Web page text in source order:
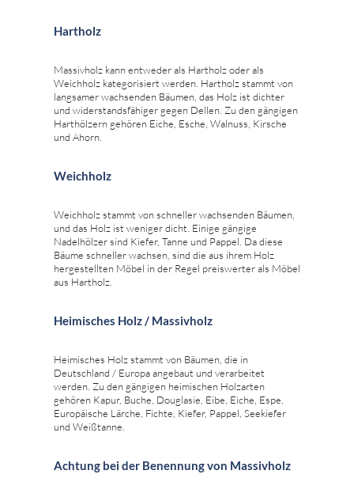
Hartholz
Massivholz kann entweder als Hartholz oder als
Weichholz kategorisiert werden. Hartholz stammt von
langsamer wachsenden Bäumen, das Holz ist dichter
und widerstandsfähiger gegen Dellen. Zu den gängigen
Harthölzern gehören Eiche, Esche, Walnuss, Kirsche
und Ahorn.
Weichholz
Weichholz stammt von schneller wachsenden Bäumen,
und das Holz ist weniger dicht. Einige gängige
Nadelhölzer sind Kiefer, Tanne und Pappel. Da diese
Bäume schneller wachsen, sind die aus ihrem Holz
hergestellten Möbel in der Regel preiswerter als Möbel
aus Hartholz.
Heimisches Holz / Massivholz
Heimisches Holz stammt von Bäumen, die in
Deutschland / Europa angebaut und verarbeitet
werden. Zu den gängigen heimischen Holzarten
gehören Kapur, Buche, Douglasie, Eibe, Eiche, Espe,
Europäische Lärche, Fichte, Kiefer, Pappel, Seekiefer
und Weißtanne.
Achtung bei der Benennung von Massivholz